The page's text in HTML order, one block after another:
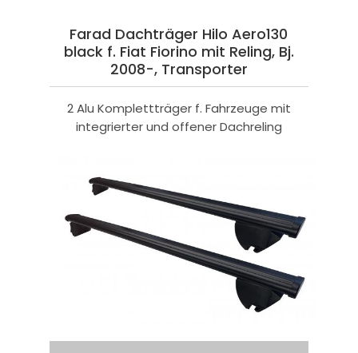
Farad Dachträger Hilo Aero130
black f. Fiat Fiorino mit Reling, Bj.
2008-, Transporter
2 Alu Komplettträger f. Fahrzeuge mit
integrierter und offener Dachreling